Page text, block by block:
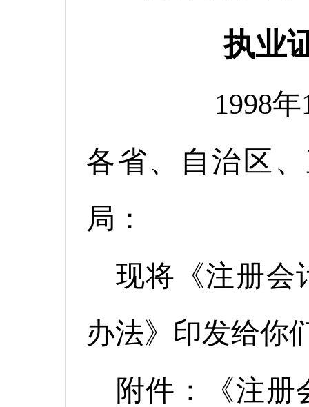
执业
1998
各省、自治区
局：
现将《注册会
办法》印发给你
附件：《注册